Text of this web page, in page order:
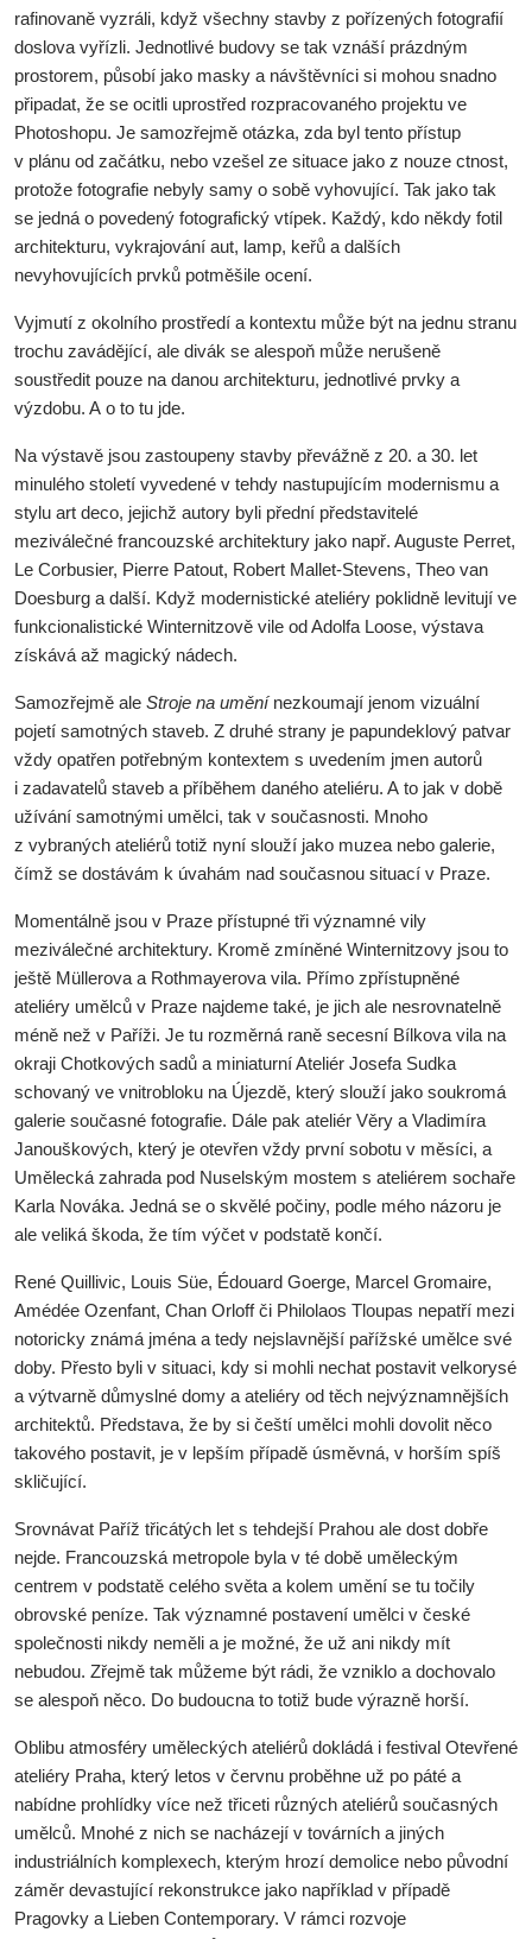
rafinovaně vyzráli, když všechny stavby z pořízených fotografií
doslova vyřízli. Jednotlivé budovy se tak vznáší prázdným
prostorem, působí jako masky a návštěvníci si mohou snadno
připadat, že se ocitli uprostřed rozpracovaného projektu ve
Photoshopu. Je samozřejmě otázka, zda byl tento přístup
v plánu od začátku, nebo vzešel ze situace jako z nouze ctnost,
protože fotografie nebyly samy o sobě vyhovující. Tak jako tak
se jedná o povedený fotografický vtípek. Každý, kdo někdy fotil
architekturu, vykrajování aut, lamp, keřů a dalších
nevyhovujících prvků potměšile ocení.
Vyjmutí z okolního prostředí a kontextu může být na jednu stranu
trochu zavádějící, ale divák se alespoň může nerušeně
soustředit pouze na danou architekturu, jednotlivé prvky a
výzdobu. A o to tu jde.
Na výstavě jsou zastoupeny stavby převážně z 20. a 30. let
minulého století vyvedené v tehdy nastupujícím modernismu a
stylu art deco, jejichž autory byli přední představitelé
meziválečné francouzské architektury jako např. Auguste Perret,
Le Corbusier, Pierre Patout, Robert Mallet-Stevens, Theo van
Doesburg a další. Když modernistické ateliéry poklidně levitují ve
funkcionalistické Winternitzově vile od Adolfa Loose, výstava
získává až magický nádech.
Samozřejmě ale Stroje na uměnínezkoumají jenom vizuální
pojetí samotných staveb. Z druhé strany je papundeklový patvar
vždy opatřen potřebným kontextem s uvedením jmen autorů
i zadavatelů staveb a příběhem daného ateliéru. A to jak v době
užívání samotnými umělci, tak v současnosti. Mnoho
z vybraných ateliérů totiž nyní slouží jako muzea nebo galerie,
čímž se dostávám k úvahám nad současnou situací v Praze.
Momentálně jsou v Praze přístupné tři významné vily
meziválečné architektury. Kromě zmíněné Winternitzovy jsou to
ještě Müllerova a Rothmayerova vila. Přímo zpřístupněné
ateliéry umělců v Praze najdeme také, je jich ale nesrovnatelně
méně než v Paříži. Je tu rozměrná raně secesní Bílkova vila na
okraji Chotkových sadů a miniaturní Ateliér Josefa Sudka
schovaný ve vnitrobloku na Újezdě, který slouží jako soukromá
galerie současné fotografie. Dále pak ateliér Věry a Vladimíra
Janouškových, který je otevřen vždy první sobotu v měsíci, a
Umělecká zahrada pod Nuselským mostem s ateliérem sochaře
Karla Nováka. Jedná se o skvělé počiny, podle mého názoru je
ale veliká škoda, že tím výčet v podstatě končí.
René Quillivic, Louis Süe, Édouard Goerge, Marcel Gromaire,
Amédée Ozenfant, Chan Orloff či Philolaos Tloupas nepatří mezi
notoricky známá jména a tedy nejslavnější pařížské umělce své
doby. Přesto byli v situaci, kdy si mohli nechat postavit velkorysé
a výtvarně důmyslné domy a ateliéry od těch nejvýznamnějších
architektů. Představa, že by si čeští umělci mohli dovolit něco
takového postavit, je v lepším případě úsměvná, v horším spíš
skličující.
Srovnávat Paříž třicátých let s tehdejší Prahou ale dost dobře
nejde. Francouzská metropole byla v té době uměleckým
centrem v podstatě celého světa a kolem umění se tu točily
obrovské peníze. Tak významné postavení umělci v české
společnosti nikdy neměli a je možné, že už ani nikdy mít
nebudou. Zřejmě tak můžeme být rádi, že vzniklo a dochovalo
se alespoň něco. Do budoucna to totiž bude výrazně horší.
Oblibu atmosféry uměleckých ateliérů dokládá i festival Otevřené
ateliéry Praha, který letos v červnu proběhne už po páté a
nabídne prohlídky více než třiceti různých ateliérů současných
umělců. Mnohé z nich se nacházejí v továrních a jiných
industriálních komplexech, kterým hrozí demolice nebo původní
záměr devastující rekonstrukce jako například v případě
Pragovky a Lieben Contemporary. V rámci rozvoje